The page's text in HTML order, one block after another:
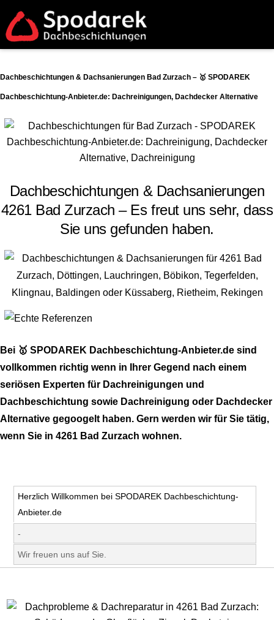
Dachbeschichtungen & Dachsanierungen Bad Zurzach – 🥇 SPODAREK
Dachbeschichtung-Anbieter.de: Dachreinigungen, Dachdecker Alternative
Dachbeschichtungen & Dachsanierungen
4261 Bad Zurzach – Es freut uns sehr, dass
Sie uns gefunden haben.
Bei 🥇 SPODAREK Dachbeschichtung-Anbieter.de sind
vollkommen richtig wenn in Ihrer Gegend nach einem
seriösen Experten für Dachreinigungen und
Dachbeschichtung sowie Dachreinigung oder Dachdecker
Alternative gegoogelt haben. Gern werden wir für Sie tätig,
wenn Sie in 4261 Bad Zurzach wohnen.
Herzlich Willkommen bei SPODAREK Dachbeschichtung-
Anbieter.de
-
Wir freuen uns auf Sie.